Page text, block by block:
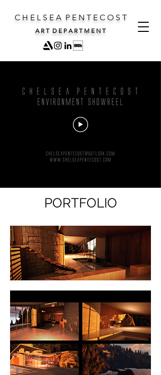
C H E L S E A P E N T E C O S T
A R T D E P A R T M E N T
PORTFOLIO